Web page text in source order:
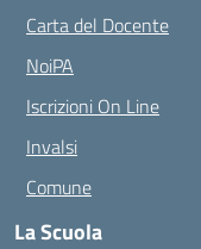
Carta del Docente
NoiPA
Iscrizioni On Line
Invalsi
Comune
La Scuola